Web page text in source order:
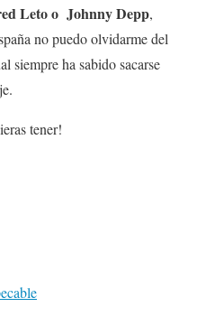
Leto o Johnny Depp,
no puedo olvidarme del
siempre ha sabido sacarse
tener!